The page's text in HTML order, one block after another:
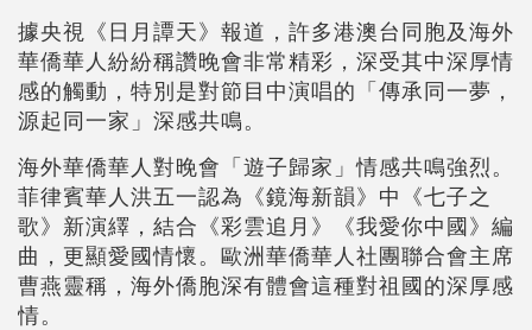
據央視《日月譚天》報道，許多港澳台同胞及海外
華僑華人紛紛稱讚晚會非常精彩，深受其中深厚情
感的觸動，特別是對節目中演唱的「傳承同一夢，
源起同一家」深感共鳴。
海外華僑華人對晚會「遊子歸家」情感共鳴強烈。
菲律賓華人洪五一認為《鏡海新韻》中《七子之
歌》新演繹，結合《彩雲追月》《我愛你中國》編
曲，更顯愛國情懷。歐洲華僑華人社團聯合會主席
曹燕靈稱，海外僑胞深有體會這種對祖國的深厚感
情。